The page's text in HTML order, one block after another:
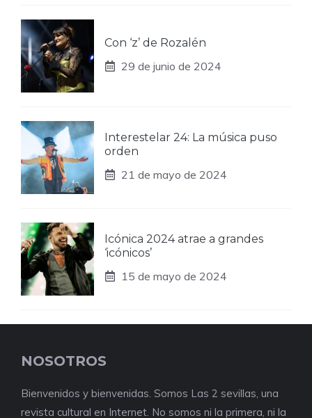
Con ‘z’ de Rozalén
29 de junio de 2024
Interestelar 24: La música puso
orden
21 de mayo de 2024
Icónica 2024 atrae a grandes
‘icónicos’
15 de mayo de 2024
NOSOTROS
Bienvenidos y bienvenidas. Somos Las 2 sevillas, una
revista cultural en Internet. No somos ni la primera, ni la